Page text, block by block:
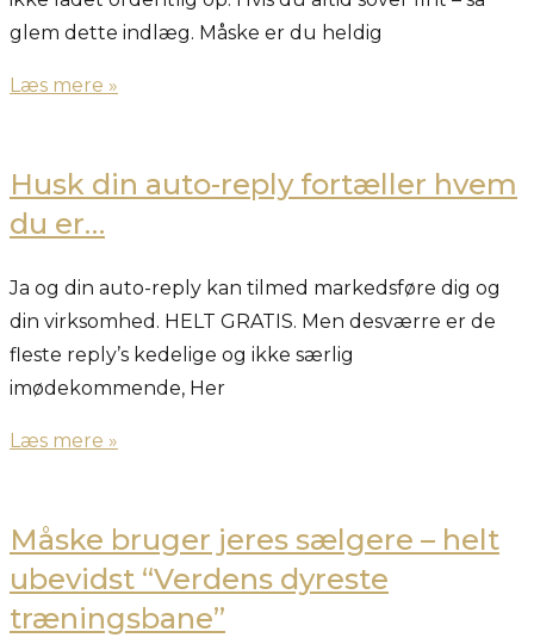
glem dette indlæg. Måske er du heldig
Læs mere »
Husk din auto-reply fortæller hvem
du er…
Ja og din auto-reply kan tilmed markedsføre dig og
din virksomhed. HELT GRATIS. Men desværre er de
fleste reply’s kedelige og ikke særlig
imødekommende, Her
Læs mere »
Måske bruger jeres sælgere – helt
ubevidst “Verdens dyreste
træningsbane”